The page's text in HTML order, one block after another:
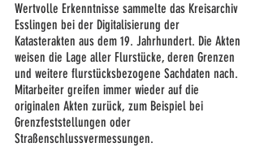
Wertvolle Erkenntnisse sammelte das Kreisarchiv
Esslingen bei der Digitalisierung der
Katasterakten aus dem 19. Jahrhundert. Die Akten
weisen die Lage aller Flurstücke, deren Grenzen
und weitere flurstücksbezogene Sachdaten nach.
Mitarbeiter greifen immer wieder auf die
originalen Akten zurück, zum Beispiel bei
Grenzfeststellungen oder
Straßenschlussvermessungen.